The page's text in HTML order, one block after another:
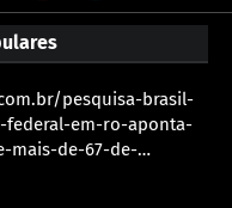
pesquisa-brasil-
federal-em-ro-aponta-
mais-de-67-de-